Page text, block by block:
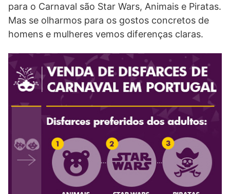
para o Carnaval são Star Wars, Animais e Piratas.
Mas se olharmos para os gostos concretos de
homens e mulheres vemos diferenças claras.